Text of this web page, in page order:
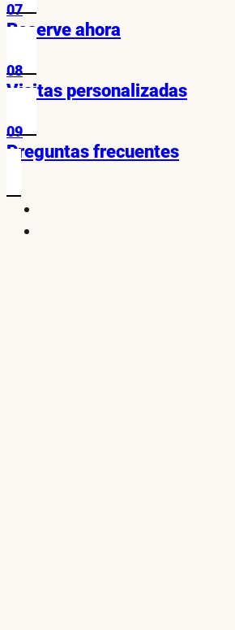
07
Reserve ahora
08
Visitas personalizadas
09
Preguntas frecuentes